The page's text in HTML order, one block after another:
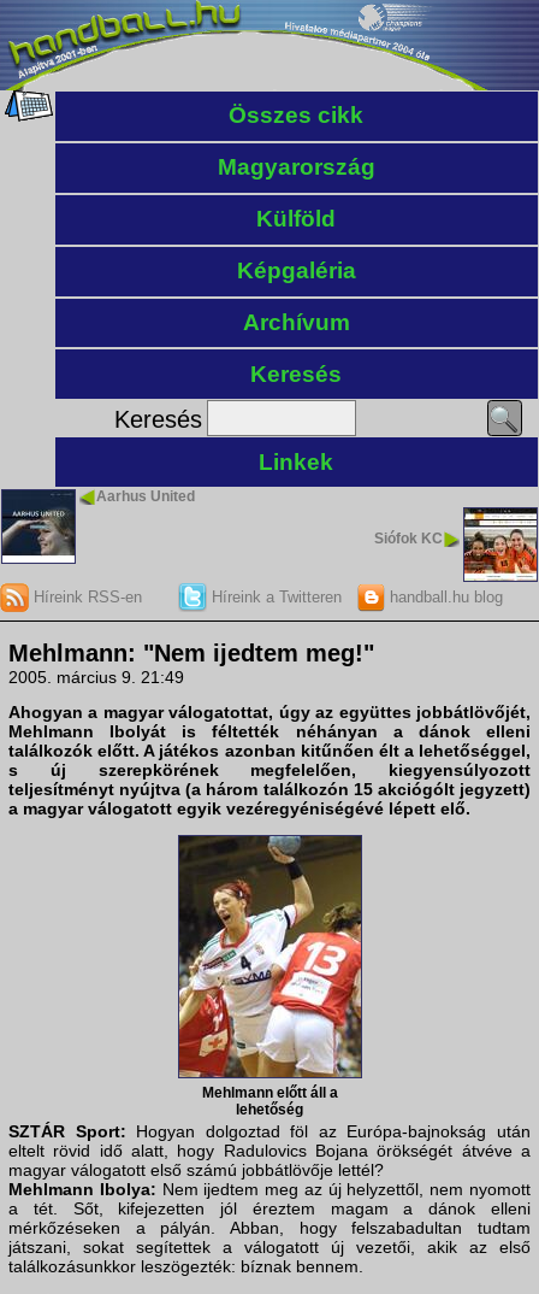
Összes cikk
Magyarország
Külföld
Képgaléria
Archívum
Keresés
Keresés
Linkek
Aarhus United
Siófok KC
Híreink RSS-en Híreink a Twitteren handball.hu blog
Mehlmann: "Nem ijedtem meg!"
2005. március 9. 21:49
Ahogyan a magyar válogatottat, úgy az együttes jobbátlövőjét,
Mehlmann Ibolyát is féltették néhányan a dánok elleni
találkozók előtt. A játékos azonban kitűnően élt a lehetőséggel,
s új szerepkörének megfelelően, kiegyensúlyozott
teljesítményt nyújtva (a három találkozón 15 akciógólt jegyzett)
a magyar válogatott egyik vezéregyéniségévé lépett elő.
Mehlmann előtt áll a
lehetőség
SZTÁR Sport: Hogyan dolgoztad föl az Európa-bajnokság után
eltelt rövid idő alatt, hogy Radulovics Bojana örökségét átvéve a
magyar válogatott első számú jobbátlövője lettél?
Mehlmann Ibolya: Nem ijedtem meg az új helyzettől, nem nyomott
a tét. Sőt, kifejezetten jól éreztem magam a dánok elleni
mérkőzéseken a pályán. Abban, hogy felszabadultan tudtam
játszani, sokat segítettek a válogatott új vezetői, akik az első
találkozásunkkor leszögezték: bíznak bennem.